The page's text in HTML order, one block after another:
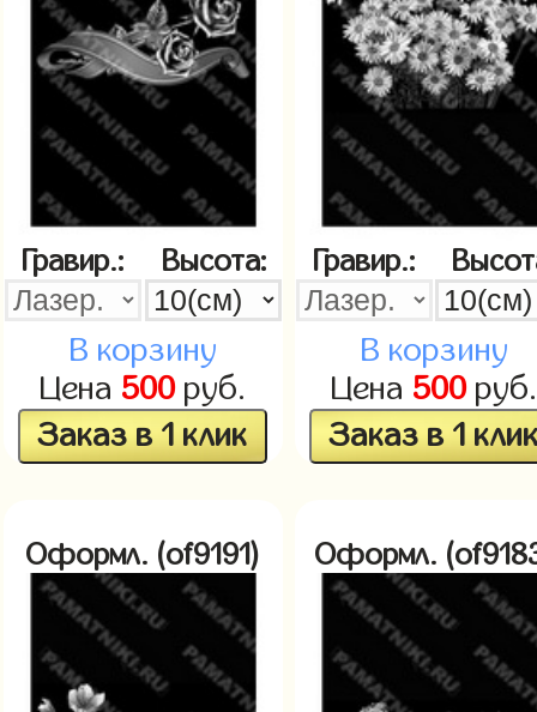
Гравир.: Высота:
В корзину
Цена 500руб.
Заказ в 1 клик
Гравир.:
В корзину
Цена 500руб.
Заказ в 1
Оформл. (of9191) Оформл.